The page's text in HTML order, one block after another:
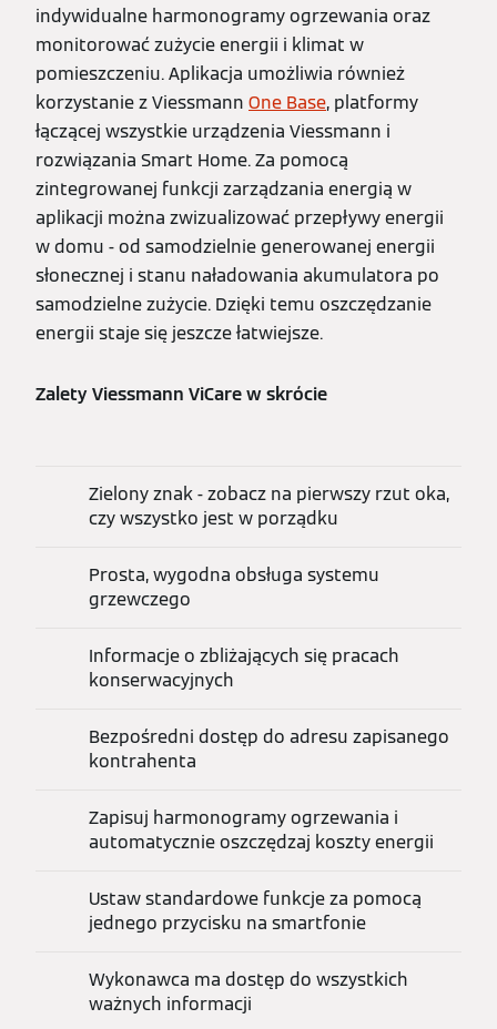
indywidualne harmonogramy ogrzewania oraz
monitorować zużycie energii i klimat w
pomieszczeniu. Aplikacja umożliwia również
korzystanie z Viessmann One Base, platformy
łączącej wszystkie urządzenia Viessmann i
rozwiązania Smart Home. Za pomocą
zintegrowanej funkcji zarządzania energią w
aplikacji można zwizualizować przepływy energii
w domu - od samodzielnie generowanej energii
słonecznej i stanu naładowania akumulatora po
samodzielne zużycie. Dzięki temu oszczędzanie
energii staje się jeszcze łatwiejsze.
Zalety Viessmann ViCare w skrócie
Zielony znak - zobacz na pierwszy rzut oka,
czy wszystko jest w porządku
Prosta, wygodna obsługa systemu
grzewczego
Informacje o zbliżających się pracach
konserwacyjnych
Bezpośredni dostęp do adresu zapisanego
kontrahenta
Zapisuj harmonogramy ogrzewania i
automatycznie oszczędzaj koszty energii
Ustaw standardowe funkcje za pomocą
jednego przycisku na smartfonie
Wykonawca ma dostęp do wszystkich
ważnych informacji